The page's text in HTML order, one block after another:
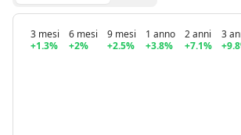
3 mesi
+1.3%
6 mesi
+2%
9 mesi
+2.5%
1 anno
+3.8%
2 anni
+7.1%
3